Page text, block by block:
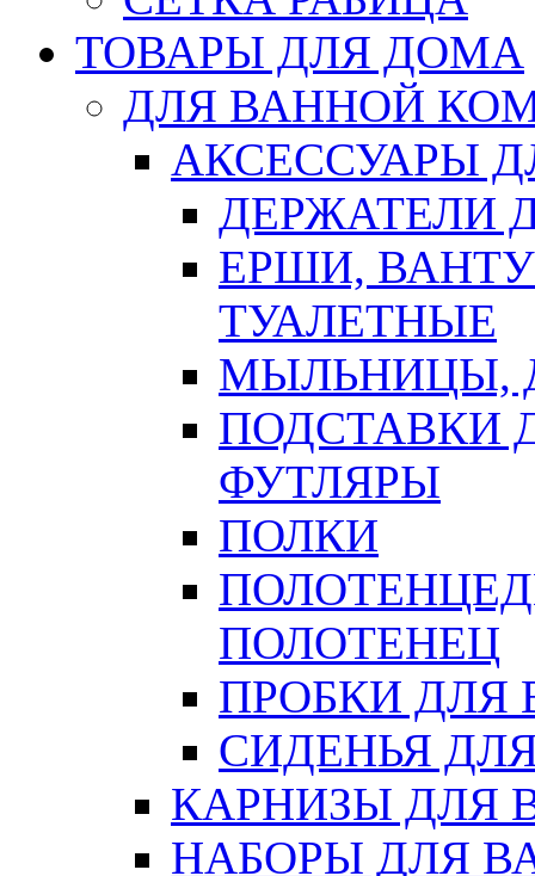
ТОВАРЫ ДЛЯ ДОМА
ДЛЯ ВАННОЙ
АКСЕССУАРЫ
ДЕРЖАТЕЛИ
ЕРШИ,
ТУАЛЕТНЫЕ
МЫЛЬНИЦЫ,
ПОДСТАВКИ
ФУТЛЯРЫ
ПОЛКИ
ПОЛОТЕНЕЦ
ПРОБКИ ДЛЯ
СИДЕНЬЯ
КАРНИЗЫ ДЛЯ
НАБОРЫ ДЛЯ